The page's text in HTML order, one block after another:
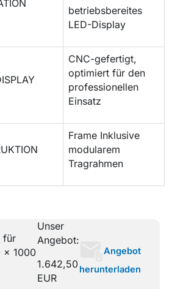
betriebsbereites
LED-Display
CNC-gefertigt,
optimiert für den
professionellen
Einsatz
Frame Inklusive
modularem
Tragrahmen
für
x 1000
Unser
Angebot:
1.642,50
EUR
Angebot
herunterladen